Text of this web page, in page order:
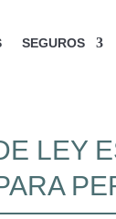
SEGUROS
LEY